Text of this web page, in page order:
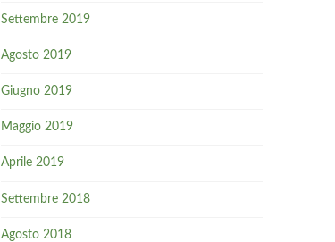
Settembre 2019
Agosto 2019
Giugno 2019
Maggio 2019
Aprile 2019
Settembre 2018
Agosto 2018